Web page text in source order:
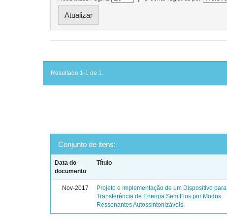
Resultado 1-1 de 1.
Conjunto de itens:
Data do
documento
Título
Nov-2017
Projeto e Implementação de um Dispositivo para
Transferência de Energia Sem Fios por Modos
Ressonantes Autossintonizáveis.